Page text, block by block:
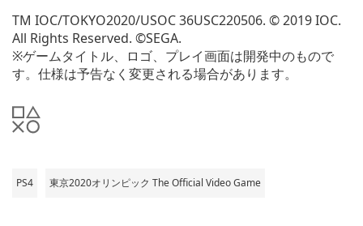
TM IOC/TOKYO2020/USOC 36USC220506. © 2019 IOC.
All Rights Reserved. ©SEGA.
※ゲームタイトル、ロゴ、プレイ画面は開発中のもので
す。仕様は予告なく変更される場合があります。
PS4 東京2020オリンピック The Official Video Game